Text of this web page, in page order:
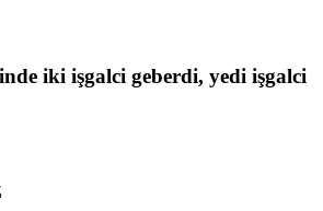
iki işgalci geberdi, yedi işgalci